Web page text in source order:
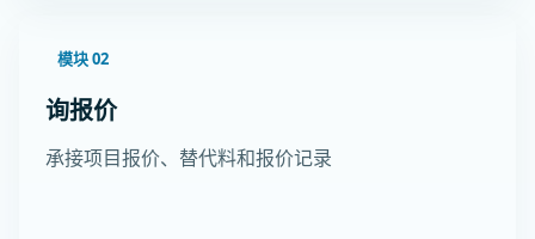
模块 02
询报价
承接项目报价、替代料和报价记录